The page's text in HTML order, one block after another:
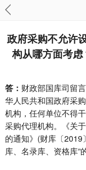
政府采购不允许
构从哪方面考
答： 财政部国库司留
华人民共和国政府采
机构，任何单位不得
采购代理机构。《关
的通知》(财库〔2019
库、名录库、资格库”